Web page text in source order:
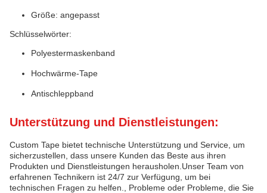
Größe: angepasst
Schlüsselwörter:
Polyestermaskenband
Hochwärme-Tape
Antischleppband
Unterstützung und Dienstleistungen:
Custom Tape bietet technische Unterstützung und Service, um
sicherzustellen, dass unsere Kunden das Beste aus ihren
Produkten und Dienstleistungen herausholen.Unser Team von
erfahrenen Technikern ist 24/7 zur Verfügung, um bei
technischen Fragen zu helfen., Probleme oder Probleme, die Sie